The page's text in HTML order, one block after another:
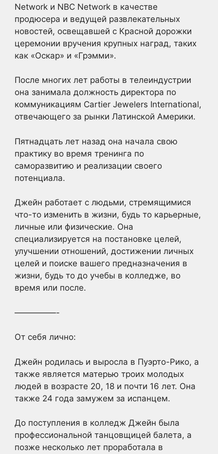
Network и NBC Network в качестве
продюсера и ведущей развлекательных
новостей, освещавшей с Красной дорожки
церемонии вручения крупных наград, таких
как «Оскар» и «Грэмми».
После многих лет работы в телеиндустрии
она занимала должность директора по
коммуникациям Cartier Jewelers International,
отвечающего за рынки Латинской Америки.
Пятнадцать лет назад она начала свою
практику во время тренинга по
саморазвитию и реализации своего
потенциала.
Джейн работает с людьми, стремящимися
что-то изменить в жизни, будь то карьерные,
личные или физические. Она
специализируется на постановке целей,
улучшении отношений, достижении личных
целей и поиске вашего предназначения в
жизни, будь то до учебы в колледже, во
время или после.
—————-
От себя лично:
Джейн родилась и выросла в Пуэрто-Рико, а
также является матерью троих молодых
людей в возрасте 20, 18 и почти 16 лет. Она
также 24 года замужем за испанцем.
До поступления в колледж Джейн была
профессиональной танцовщицей балета, а
позже несколько лет проработала в